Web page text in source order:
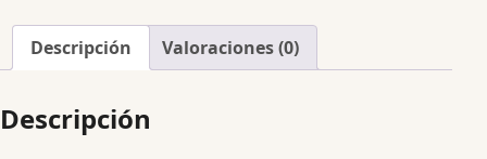
Descripción Valoraciones (0)
Descripción